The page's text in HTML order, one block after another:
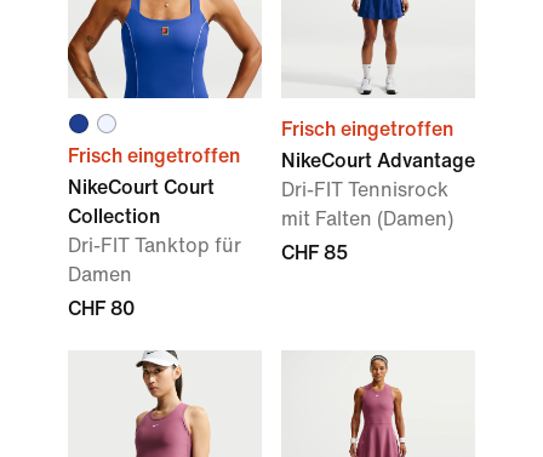
Frisch eingetroffen
NikeCourt Court
Collection
Dri-FIT Tanktop für
Damen
CHF 80
Frisch eingetroffen
NikeCourt Advantage
Dri-FIT Tennisrock
mit Falten (Damen)
CHF 85